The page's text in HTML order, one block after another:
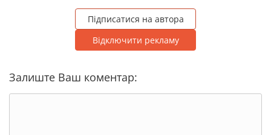
Підписатися на автора
Відключити рекламу
Залиште Ваш коментар: